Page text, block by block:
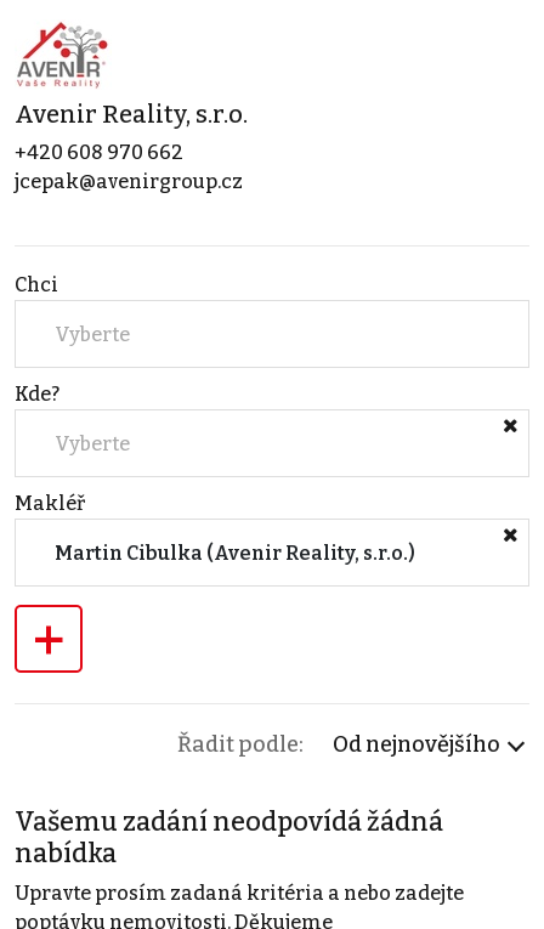
Avenir Reality, s.r.o.
+420 608 970 662
jcepak@avenirgroup.cz
Chci
Vyberte
Kde?
Vyberte
Makléř
Martin Cibulka (Avenir Reality, s.r.o.)
+
Řadit podle: Od nejnovějšího
Vašemu zadání neodpovídá žádná
nabídka
Upravte prosím zadaná kritéria a nebo zadejte
poptávku nemovitosti. Děkujeme